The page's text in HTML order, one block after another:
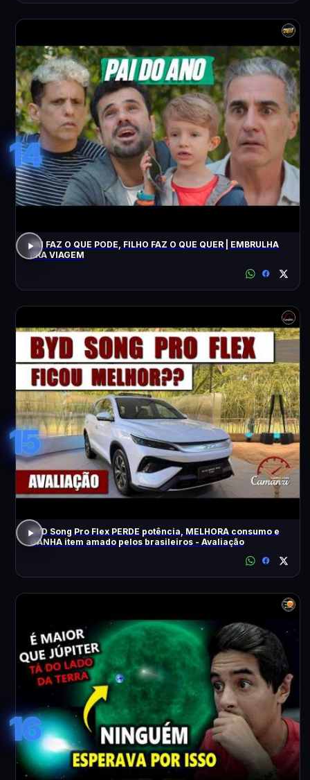
14
PAI FAZ O QUE PODE, FILHO FAZ O QUE QUER | EMBRULHA
PRA VIAGEM
15
BYD Song Pro Flex PERDE potência, MELHORA consumo e
GANHA item amado pelos brasileiros - Avaliação
16